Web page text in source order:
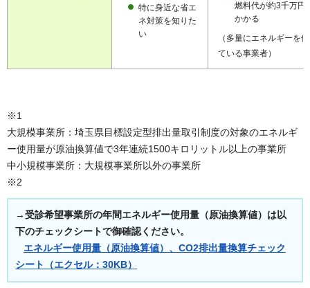
特に身近な省エ
ネ対策を知りた
い
燃料代が約3千万円
かかる
（多量にエネルギーを
ている事業者）
※1
大規模事業所：埼玉県目標設定型排出量取引制度の対象のエネルギ
ー使用量が原油換算値で3年連続1500キロリットル以上の事業所
中小規模事業所：大規模事業所以外の事業所
※2
→受診希望事業所の年間エネルギー使用量（原油換算値）は以
下のチェックシートで御確認ください。
エネルギー使用量（原油換算値）、CO2排出量換算チェック
シート（エクセル：30KB）